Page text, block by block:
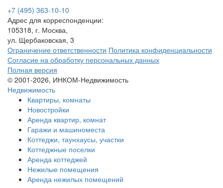
+7 (495) 363-10-10
Адрес для корреспонденции:
105318, г. Москва,
ул. Щербаковская, 3
Ограничение ответственности Политика конфиденциальности
Согласие на обработку персональных данных
Полная версия
© 2001-2026, ИНКОМ-Недвижимость
Недвижимость
Квартиры, комнаты
Новостройки
Аренда квартир, комнат
Гаражи и машиноместа
Коттеджи, таунхаусы, участки
Коттеджные поселки
Аренда коттеджей
Нежилые помещения
Аренда нежилых помещений